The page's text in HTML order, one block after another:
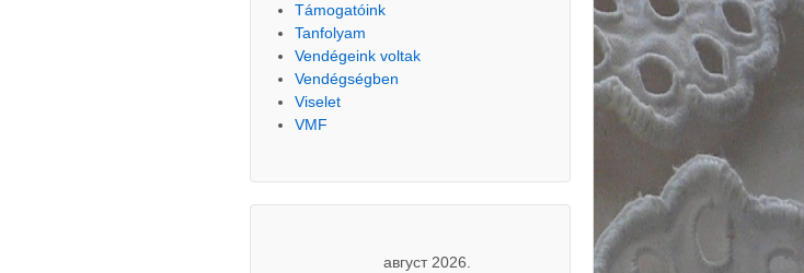
Támogatóink
Tanfolyam
Vendégeink voltak
Vendégségben
Viselet
VMF
август 2026.